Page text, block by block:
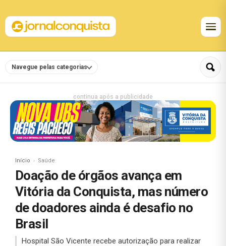
Navegue pelas categorias
continua após a publicidade
Início Saúde
Doação de órgãos avança em
Vitória da Conquista, mas número
de doadores ainda é desafio no
Brasil
Hospital São Vicente recebe autorização para realizar